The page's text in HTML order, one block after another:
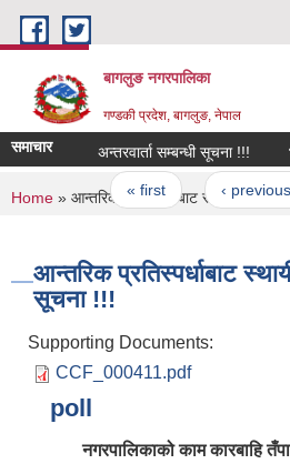
Skip to main content
बागलुङ नगरपालिका
गण्डकी प्रदेश, बागलुङ, नेपाल
समाचार अन्तरवार्ता सम्बन्धी सूचना !!! भू
Pages
« first ‹ previous
You are here
Home » आन्तरिक प्रतिस्पर्धाबाट स्थायी पदपूर्ति
आन्तरिक प्रतिस्पर्धाबाट
सूचना !!!
Supporting Documents:
CCF_000411.pdf
poll
नगरपालिकाको काम कारबाहि